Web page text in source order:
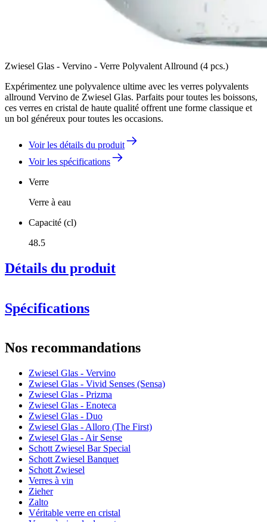
Zwiesel Glas - Vervino - Verre Polyvalent Allround (4 pcs.)
Expérimentez une polyvalence ultime avec les verres polyvalents
allround Vervino de Zwiesel Glas. Parfaits pour toutes les boissons,
ces verres en cristal de haute qualité offrent une forme classique et
un bol généreux pour toutes les occasions.
Voir les détails du produit
Voir les spécifications
Verre
Verre à eau
Capacité (cl)
48.5
Détails du produit
Spécifications
Numéro de produit122203
Dimensions (LxHxP cm)
Poids (kg)0.65
Hauteur (cm) 11.5
Largeur (cm) 9
Profondeur (cm)9
Verre
Série de produitsVervino
VerreVerre à eau
Diamètre (cm)
Capacité (cl)
Nos recommandations
Zwiesel Glas - Vervino
Zwiesel Glas - Vivid Senses (Sensa)
Zwiesel Glas - Prizma
Zwiesel Glas - Enoteca
Zwiesel Glas - Duo
Zwiesel Glas - Alloro (The First)
Zwiesel Glas - Air Sense
Schott Zwiesel Bar Special
Schott Zwiesel Banquet
Schott Zwiesel
Verres à vin
Zieher
Zalto
Véritable verre en cristal